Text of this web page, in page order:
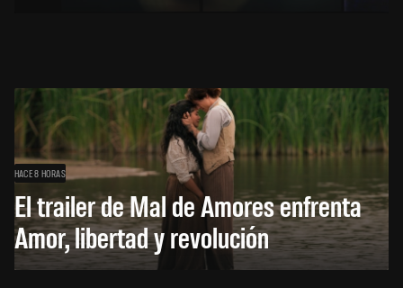
HACE 8 HORAS
El trailer de Mal de Amores enfrenta
Amor, libertad y revolución